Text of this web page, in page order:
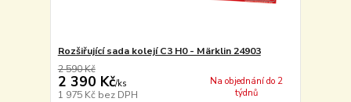
Rozšiřující sada kolejí C3 H0 - Märklin 24903
2 590 Kč
2 390 Kč/ks
1 975 Kč bez DPH
Na objednání do 2
týdnů